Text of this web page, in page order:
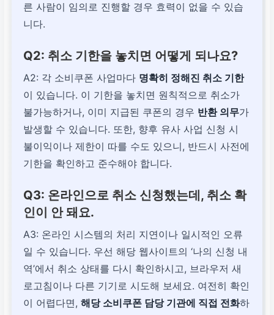
른 사람이 임의로 진행할 경우 효력이 없을 수 있습
니다.
Q2: 취소 기한을 놓치면 어떻게 되나요?
A2: 각 소비쿠폰 사업마다 명확히 정해진 취소 기한
이 있습니다. 이 기한을 놓치면 원칙적으로 취소가
불가능하거나, 이미 지급된 쿠폰의 경우 반환 의무가
발생할 수 있습니다. 또한, 향후 유사 사업 신청 시
불이익이나 제한이 따를 수도 있으니, 반드시 사전에
기한을 확인하고 준수해야 합니다.
Q3: 온라인으로 취소 신청했는데, 취소 확
인이 안 돼요.
A3: 온라인 시스템의 처리 지연이나 일시적인 오류
일 수 있습니다. 우선 해당 웹사이트의 ‘나의 신청 내
역’에서 취소 상태를 다시 확인하시고, 브라우저 새
로고침이나 다른 기기로 시도해 보세요. 여전히 확인
이 어렵다면,해당 소비쿠폰 담당 기관에 직접 전화하